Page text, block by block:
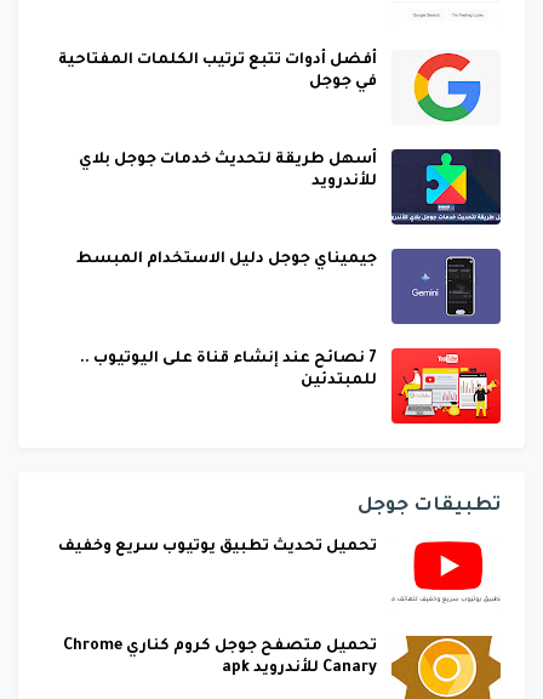
أفضل أدوات تتبع ترتيب الكلمات المفتاحية
في جوجل
أسهل طريقة لتحديث خدمات جوجل بلاي
للأندرويد
جيميناي جوجل دليل الاستخدام المبسط
7 نصائح عند إنشاء قناة على اليوتيوب ..
للمبتدئين
تطبيقات جوجل
تحميل تحديث تطبيق يوتيوب سريع وخفيف
تحميل متصفح جوجل كروم كناري Chrome
Canary للأندرويد apk